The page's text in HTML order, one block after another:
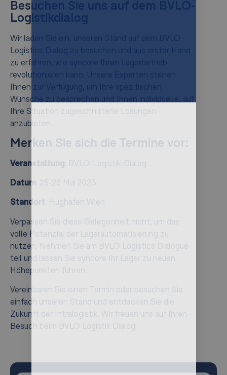
Besuchen Sie uns auf dem BVLO-
Logistikdialog
Wir laden Sie ein, unseren Stand auf dem BVLO
Logistics Dialog zu besuchen und aus erster Hand
zu erfahren, wie syncore Ihren Lagerbetrieb
revolutionieren kann. Unsere Experten stehen
Ihnen zur Verfügung, um Ihre spezifischen
Wünsche zu besprechen und Ihnen individuelle, auf
Ihre Situation zugeschnittene Lösungen
anzubieten.
Merken Sie sich die Termine vor:
Veranstaltung : BVLO-Logistik-Dialog
Datum : 25-26 Mai 2023
Standort : Flughafen Wien
Verpassen Sie diese Gelegenheit nicht, um das
volle Potenzial der Lagerautomatisierung zu
nutzen. Nehmen Sie am BVLO Logistics Dialogue
teil und lassen Sie syncore Ihr Lager zu neuen
Höhepunkten führen.
Vereinbaren Sie einen Termin oder besuchen Sie
einfach unseren Stand und entdecken Sie die
Zukunft der Intralogistik. Wir freuen uns auf Ihren
Besuch beim BVLO Logistik Dialog!